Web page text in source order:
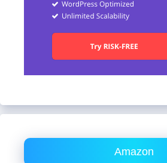
Amazon